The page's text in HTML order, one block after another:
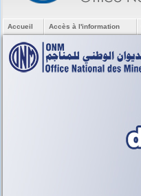
Accueil Accès à l'information